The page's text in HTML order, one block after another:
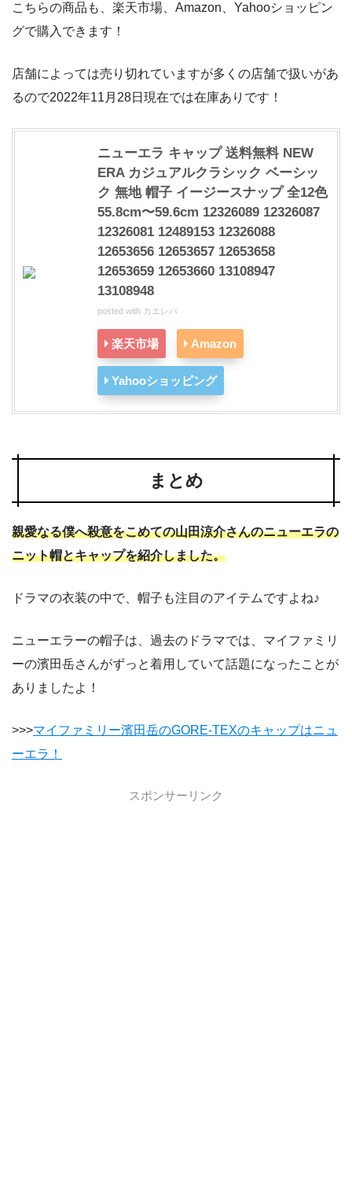
こちらの商品も、楽天市場、Amazon、Yahooショッピン
グで購入できます！
店舗によっては売り切れていますが多くの店舗で扱いがあ
るので2022年11月28日現在では在庫ありです！
ニューエラ キャップ 送料無料 NEW
ERA カジュアルクラシック ベーシッ
ク 無地 帽子 イージースナップ 全12色
55.8cm〜59.6cm 12326089 12326087
12326081 12489153 12326088
12653656 12653657 12653658
12653659 12653660 13108947
13108948
posted with カエレバ
楽天市場 Amazon
Yahooショッピング
まとめ
親愛なる僕へ殺意をこめての山田涼介さんのニューエラの
ニット帽とキャップを紹介しました。
ドラマの衣装の中で、帽子も注目のアイテムですよね♪
ニューエラーの帽子は、過去のドラマでは、マイファミリ
ーの濱田岳さんがずっと着用していて話題になったことが
ありましたよ！
>>>マイファミリー濱田岳のGORE-TEXのキャップはニュ
ーエラ！
スポンサーリンク